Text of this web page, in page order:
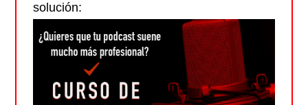
solución: